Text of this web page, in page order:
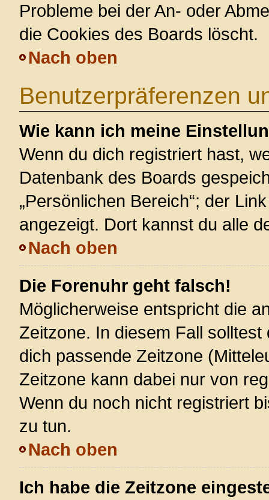
Probleme bei der An- oder
die Cookies des Boards löscht.
Nach oben
Benutzerpräferenzen
Wie kann ich meine
Wenn du dich registriert hast,
Datenbank des Boards
„Persönlichen Bereich“; der
angezeigt. Dort kannst du alle
Nach oben
Die Forenuhr geht falsch!
Möglicherweise entspricht die
Zeitzone. In diesem Fall solltest
dich passende Zeitzone
Zeitzone kann dabei nur von
Wenn du noch nicht registriert
zu tun.
Nach oben
Ich habe die Zeitzone